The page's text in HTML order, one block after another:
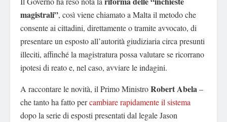
magistrali”, così viene chiamato a Malta il metodo che
consente ai cittadini, direttamente o tramite avvocato, di
presentare un esposto all’autorità giudiziaria circa presunti
illeciti, affinché la magistratura possa valutare se ricorrano
ipotesi di reato e, nel caso, avviare le indagini.
A raccontare le novità, il Primo MinistroRobert Abela–
che tanto ha fatto percambiare rapidamente il sistema
dopo la serie di esposti presentati dal legale Jason